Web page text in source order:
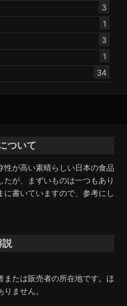
3
1
3
1
34
ついて
性が高い素晴らしい日本の食品
が、まずいものは一つもあり
に書いていますので、参考にし
説
または販売者の所在地です。ほ
ません。